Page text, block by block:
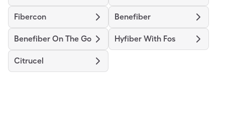
Fibercon Benefiber
Benefiber On The Go Hyfiber With Fos
Citrucel